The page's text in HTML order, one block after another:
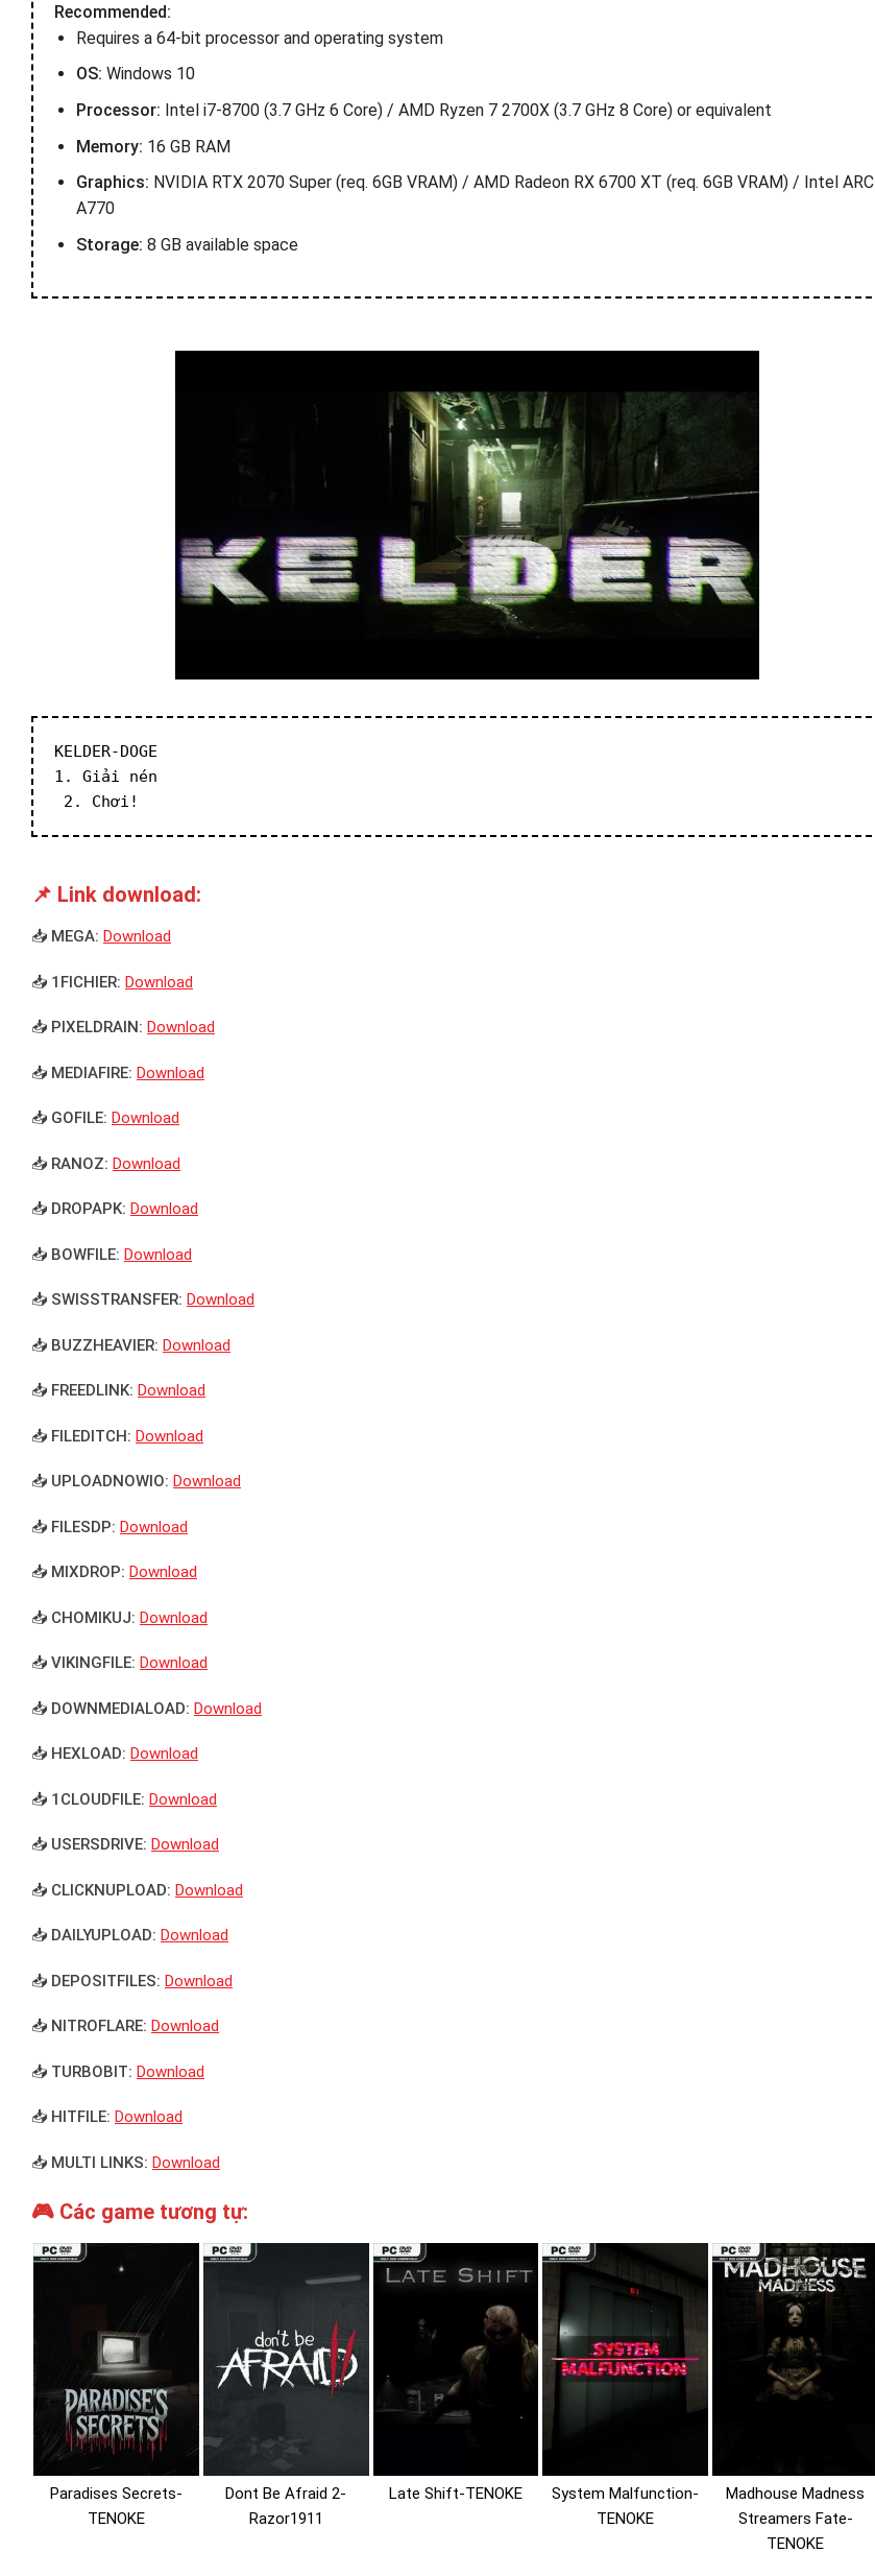
Recommended:
Requires a 64-bit processor and operating system
OS: Windows 10
Processor: Intel i7-8700 (3.7 GHz 6 Core) / AMD Ryzen 7 2700X (3.7 GHz 8 Core) or equivalent
Memory: 16 GB RAM
Graphics: NVIDIA RTX 2070 Super (req. 6GB VRAM) / AMD Radeon RX 6700 XT (req. 6GB VRAM) / Intel ARC
A770
Storage: 8 GB available space
KELDER-DOGE
1. Giải nén
2. Chơi!
📌 Link download:
📥 MEGA: Download
📥 1FICHIER: Download
📥 PIXELDRAIN: Download
📥 MEDIAFIRE: Download
📥 GOFILE: Download
📥 RANOZ: Download
📥 DROPAPK: Download
📥 BOWFILE: Download
📥 SWISSTRANSFER: Download
📥 BUZZHEAVIER: Download
📥 FREEDLINK: Download
📥 FILEDITCH: Download
📥 UPLOADNOWIO: Download
📥 FILESDP: Download
📥 MIXDROP: Download
📥 CHOMIKUJ: Download
📥 VIKINGFILE: Download
📥 DOWNMEDIALOAD: Download
📥 HEXLOAD: Download
📥 1CLOUDFILE: Download
📥 USERSDRIVE: Download
📥 CLICKNUPLOAD: Download
📥 DAILYUPLOAD: Download
📥 DEPOSITFILES: Download
📥 NITROFLARE: Download
📥 TURBOBIT: Download
📥 HITFILE: Download
📥 MULTI LINKS: Download
🎮 Các game tương tự:
Paradises Secrets-
TENOKE
Dont Be Afraid 2-
Razor1911
Late Shift-TENOKE
System Malfunction-
TENOKE
Madhouse Madness
Streamers Fate-
TENOKE